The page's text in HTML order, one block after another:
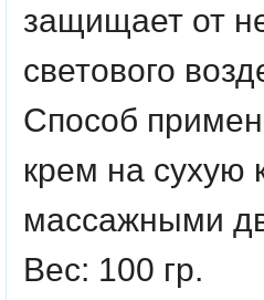
защищает от
светового
Способ
крем на сухую
массажными
Вес: 100 гр.